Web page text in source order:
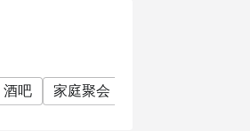
酒吧 家庭聚会